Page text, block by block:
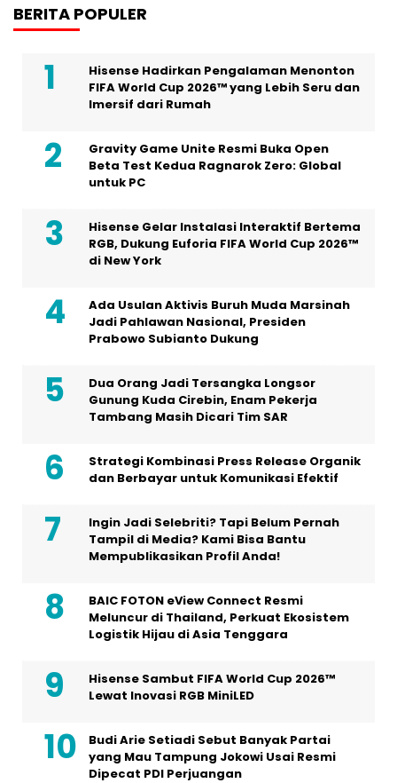
BERITA POPULER
Hisense Hadirkan Pengalaman Menonton
FIFA World Cup 2026™ yang Lebih Seru dan
Imersif dari Rumah
Gravity Game Unite Resmi Buka Open
Beta Test Kedua Ragnarok Zero: Global
untuk PC
Hisense Gelar Instalasi Interaktif Bertema
RGB, Dukung Euforia FIFA World Cup 2026™
di New York
Ada Usulan Aktivis Buruh Muda Marsinah
Jadi Pahlawan Nasional, Presiden
Prabowo Subianto Dukung
Dua Orang Jadi Tersangka Longsor
Gunung Kuda Cirebin, Enam Pekerja
Tambang Masih Dicari Tim SAR
Strategi Kombinasi Press Release Organik
dan Berbayar untuk Komunikasi Efektif
Ingin Jadi Selebriti? Tapi Belum Pernah
Tampil di Media? Kami Bisa Bantu
Mempublikasikan Profil Anda!
BAIC FOTON eView Connect Resmi
Meluncur di Thailand, Perkuat Ekosistem
Logistik Hijau di Asia Tenggara
Hisense Sambut FIFA World Cup 2026™
Lewat Inovasi RGB MiniLED
Budi Arie Setiadi Sebut Banyak Partai
yang Mau Tampung Jokowi Usai Resmi
Dipecat PDI Perjuangan